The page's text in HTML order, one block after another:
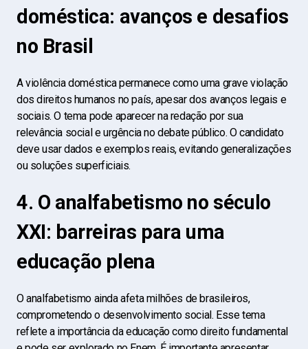
doméstica: avanços e desafios
no Brasil
A violência doméstica permanece como uma grave violação
dos direitos humanos no país, apesar dos avanços legais e
sociais. O tema pode aparecer na redação por sua
relevância social e urgência no debate público. O candidato
deve usar dados e exemplos reais, evitando generalizações
ou soluções superficiais.
4. O analfabetismo no século
XXI: barreiras para uma
educação plena
O analfabetismo ainda afeta milhões de brasileiros,
comprometendo o desenvolvimento social. Esse tema
reflete a importância da educação como direito fundamental